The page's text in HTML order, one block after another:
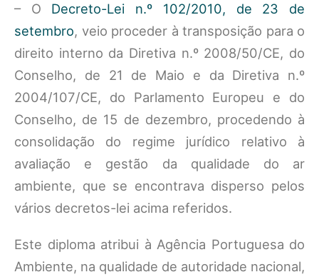
– O Decreto-Lei n.º 102/2010, de 23 de
setembro, veio proceder à transposição para o
direito interno da Diretiva n.º 2008/50/CE, do
Conselho, de 21 de Maio e da Diretiva n.º
2004/107/CE, do Parlamento Europeu e do
Conselho, de 15 de dezembro, procedendo à
consolidação do regime jurídico relativo à
avaliação e gestão da qualidade do ar
ambiente, que se encontrava disperso pelos
vários decretos-lei acima referidos.
Este diploma atribui à Agência Portuguesa do
Ambiente, na qualidade de autoridade nacional,